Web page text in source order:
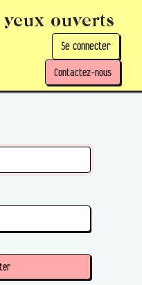
yeux ouverts
Se connecter
Contactez-nous